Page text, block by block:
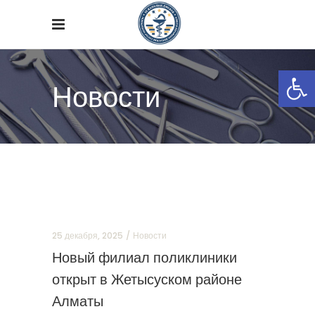
Новости
25 декабря, 2025 Новости
Новый филиал поликлиники
открыт в Жетысуском районе
Алматы